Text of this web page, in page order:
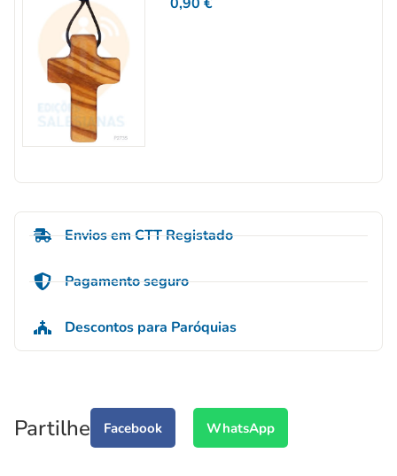
Envios em CTT Registado
Pagamento seguro
Descontos para Paróquias
Partilhe Facebook WhatsApp